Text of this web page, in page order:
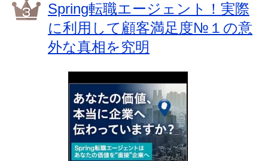
Spring転職エージェント！実際
に利用して顧客満足度№１の意
外な真相を究明